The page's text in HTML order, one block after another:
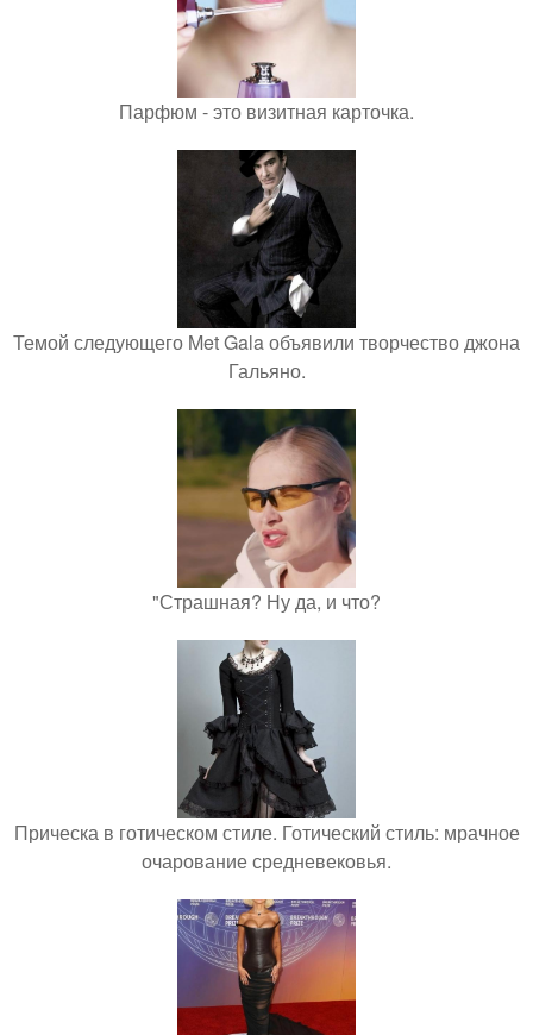
Парфюм - это визитная карточка.
Темой следующего Met Gala объявили творчество джона
Гальяно.
"Страшная? Ну да, и что?
Прическа в готическом стиле. Готический стиль: мрачное
очарование средневековья.